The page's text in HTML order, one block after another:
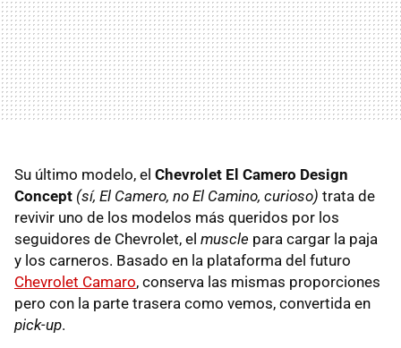
Su último modelo, el Chevrolet El Camero Design
Concept (sí, El Camero, no El Camino, curioso) trata de
revivir uno de los modelos más queridos por los
seguidores de Chevrolet, el muscle para cargar la paja
y los carneros. Basado en la plataforma del futuro
Chevrolet Camaro, conserva las mismas proporciones
pero con la parte trasera como vemos, convertida en
pick-up.